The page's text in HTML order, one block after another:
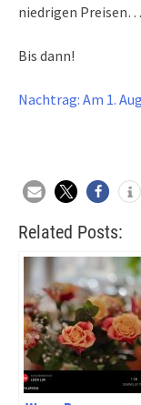
niedrigen
Bis dann!
Nachtrag: Am 1.
Related Posts: